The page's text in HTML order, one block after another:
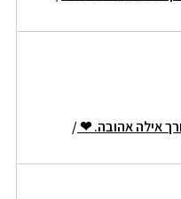
אילה אהובה. ❤/